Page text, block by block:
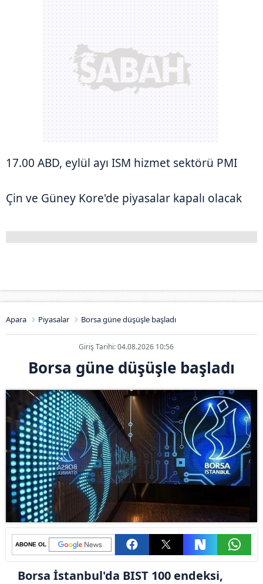
17.00 ABD, eylül ayı ISM hizmet sektörü PMI
Çin ve Güney Kore'de piyasalar kapalı olacak
Apara Piyasalar Borsa güne düşüşle başladı
Giriş Tarihi: 04.08.2026 10:56
Borsa güne düşüşle başladı
ABONE OL
Borsa İstanbul'da BIST 100 endeksi,